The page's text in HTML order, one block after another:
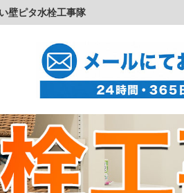
壁ピタ水栓工事隊